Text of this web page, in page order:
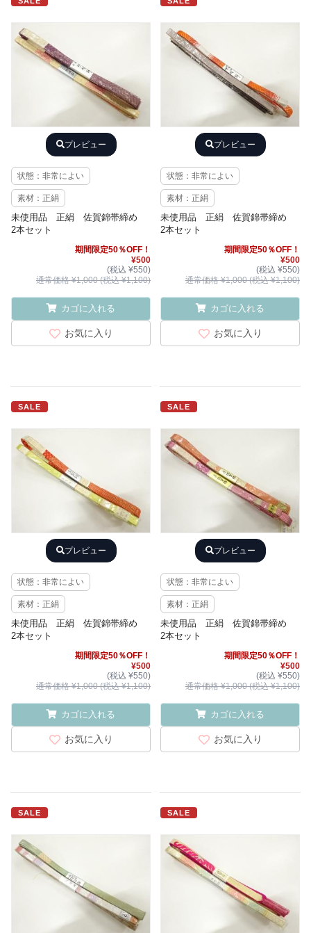
プレビュー
状態：非常によい
素材：正絹
未使用品 正絹 佐賀錦帯締め
2本セット
期間限定50％OFF！
¥500
(税込 ¥550)
通常価格 ¥1,000 (税込 ¥1,100)
カゴに入れる
お気に入り
プレビュー
状態：非常によい
素材：正絹
未使用品 正絹 佐賀錦帯締め
2本セット
期間限定50％OFF！
¥500
(税込 ¥550)
通常価格 ¥1,000 (税込 ¥1,100)
カゴに入れる
お気に入り
SALE
プレビュー
状態：非常によい
素材：正絹
未使用品 正絹 佐賀錦帯締め
2本セット
期間限定50％OFF！
¥500
(税込 ¥550)
通常価格 ¥1,000 (税込 ¥1,100)
カゴに入れる
お気に入り
SALE
プレビュー
状態：非常によい
素材：正絹
未使用品 正絹 佐賀錦帯締め
2本セット
期間限定50％OFF！
¥500
(税込 ¥550)
通常価格 ¥1,000 (税込 ¥1,100)
カゴに入れる
お気に入り
SALE SALE